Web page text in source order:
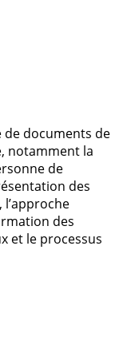
de documents de
notamment la
de
des
des
et le processus